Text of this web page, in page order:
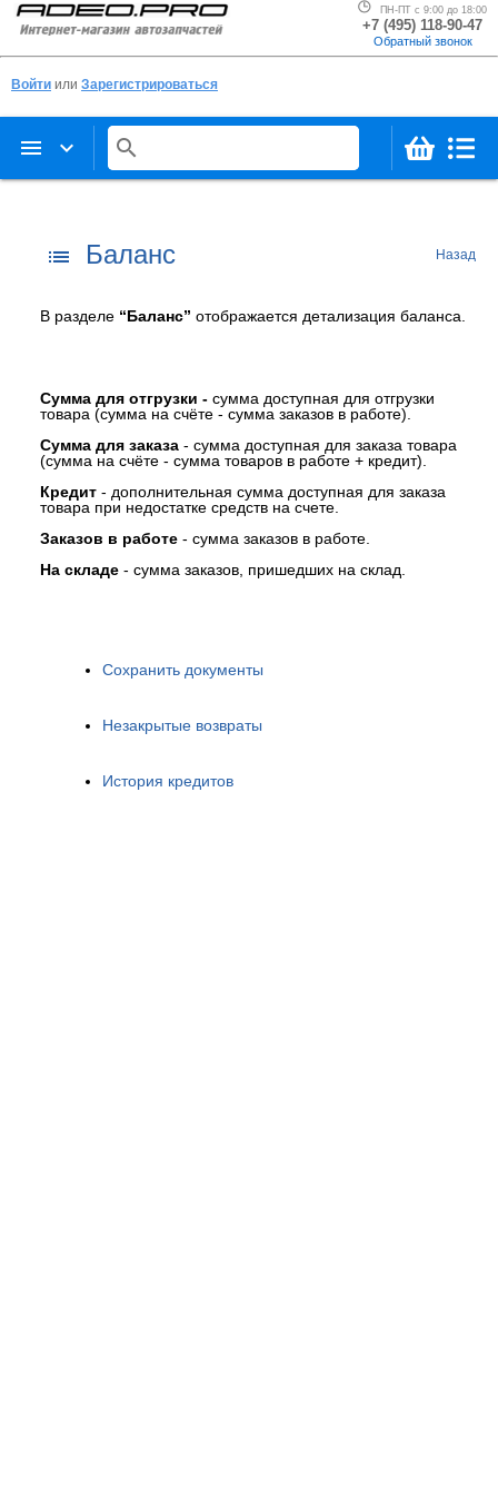
ПН-ПТ с 9:00 до 18:00
+7 (495) 118-90-47
Обратный звонок
Войти или Зарегистрироваться
menu keyboard_arrow_down search
list Баланс Назад
В разделе “Баланс” отображается детализация баланса.
Сумма для отгрузки - сумма доступная для отгрузки
товара (сумма на счёте - сумма заказов в работе).
Сумма для заказа - сумма доступная для заказа товара
(сумма на счёте - сумма товаров в работе + кредит).
Кредит - дополнительная сумма доступная для заказа
товара при недостатке средств на счете.
Заказов в работе - сумма заказов в работе.
На складе - сумма заказов, пришедших на склад.
Сохранить документы
Незакрытые возвраты
История кредитов